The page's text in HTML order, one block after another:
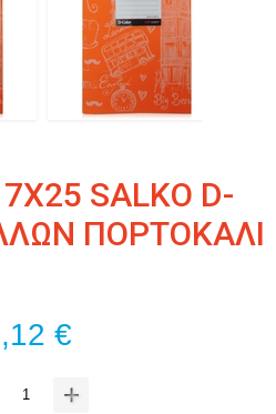
SALKO D-
ΠΟΡΤΟΚΑΛΙ
€
+